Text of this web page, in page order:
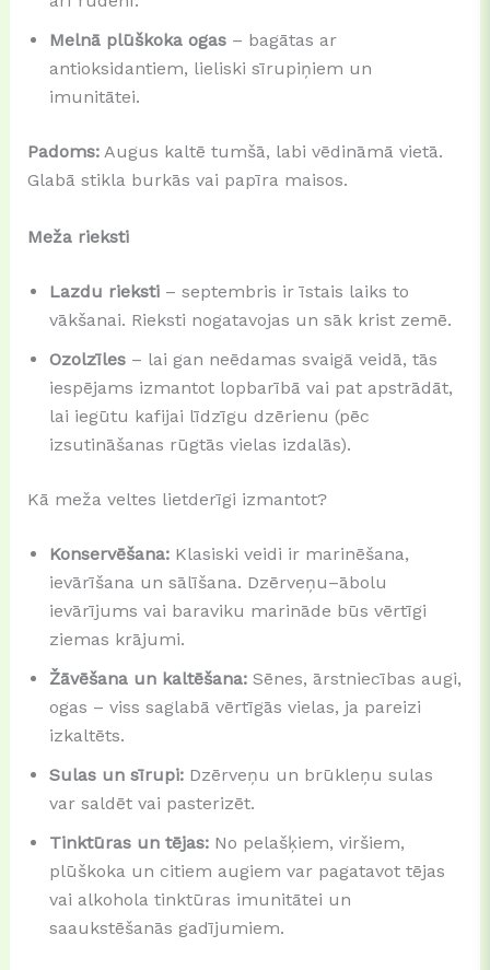
Melnā plūškoka ogas– bagātas ar
antioksidantiem, lieliski sīrupiņiem un
imunitātei.
Padoms:Augus kaltē tumšā, labi vēdināmā vietā.
Glabā stikla burkās vai papīra maisos.
Meža rieksti
Lazdu rieksti– septembris ir īstais laiks to
vākšanai. Rieksti nogatavojas un sāk krist zemē.
Ozolzīles– lai gan neēdamas svaigā veidā, tās
iespējams izmantot lopbarībā vai pat apstrādāt,
lai iegūtu kafijai līdzīgu dzērienu (pēc
izsutināšanas rūgtās vielas izdalās).
Kā meža veltes lietderīgi izmantot?
Konservēšana:Klasiski veidi ir marinēšana,
ievārīšana un sālīšana. Dzērveņu–ābolu
ievārījums vai baraviku marināde būs vērtīgi
ziemas krājumi.
Žāvēšana un kaltēšana:Sēnes, ārstniecības augi,
ogas – viss saglabā vērtīgās vielas, ja pareizi
izkaltēts.
Sulas un sīrupi:Dzērveņu un brūkleņu sulas
var saldēt vai pasterizēt.
Tinktūras un tējas:No pelašķiem, viršiem,
plūškoka un citiem augiem var pagatavot tējas
vai alkohola tinktūras imunitātei un
saaukstēšanās gadījumiem.